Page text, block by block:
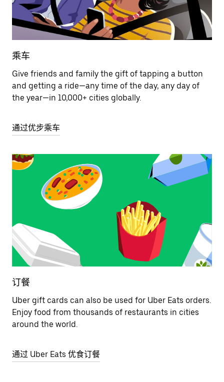
乘车
Give friends and family the gift of tapping a button
and getting a ride—any time of the day, any day of
the year—in 10,000+ cities globally.
通过优步乘车
订餐
Uber gift cards can also be used for Uber Eats orders.
Enjoy food from thousands of restaurants in cities
around the world.
通过 Uber Eats 优食订餐